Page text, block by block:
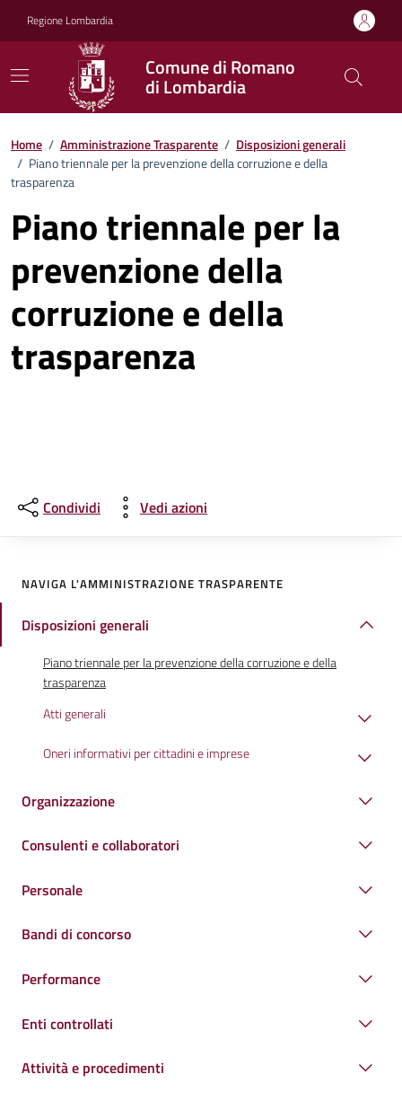
Regione Lombardia
Comune di Romano
di Lombardia
Home / Amministrazione Trasparente / Disposizioni generali
/ Piano triennale per la prevenzione della corruzione e della
trasparenza
Piano triennale per la
prevenzione della
corruzione e della
trasparenza
Condividi Vedi azioni
NAVIGA L'AMMINISTRAZIONE TRASPARENTE
Disposizioni generali
Piano triennale per la prevenzione della corruzione e della
trasparenza
Atti generali
Oneri informativi per cittadini e imprese
Organizzazione
Consulenti e collaboratori
Personale
Bandi di concorso
Performance
Enti controllati
Attività e procedimenti